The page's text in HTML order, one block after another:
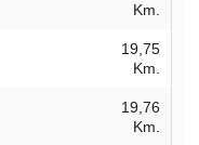
Km.
19,75
Km.
19,76
Km.